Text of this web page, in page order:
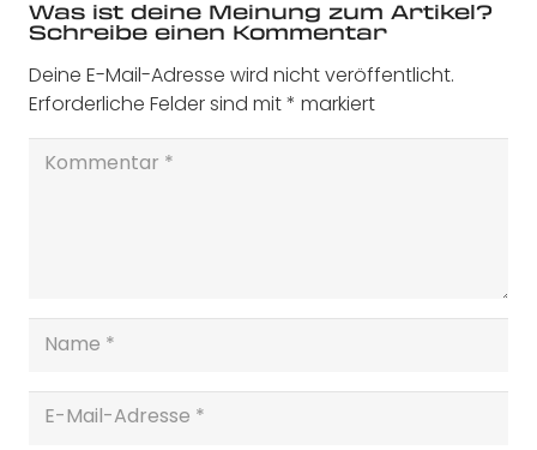
Was ist deine Meinung zum Artikel?
Schreibe einen Kommentar
Deine E-Mail-Adresse wird nicht veröffentlicht.
Erforderliche Felder sind mit* markiert